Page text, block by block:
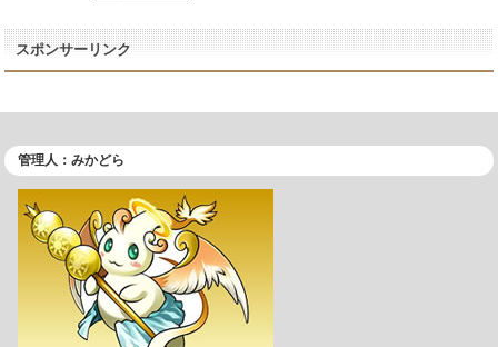
スポンサーリンク
管理人：みかどら